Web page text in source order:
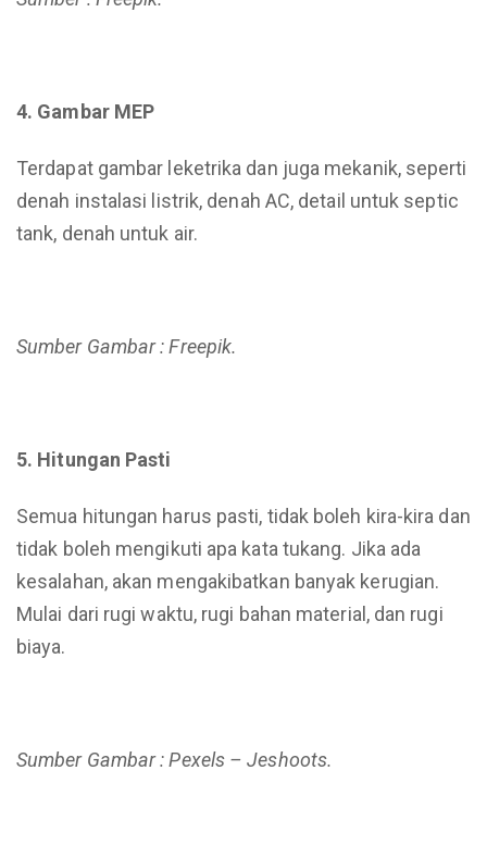
4. Gambar MEP
Terdapat gambar leketrika dan juga mekanik, seperti
denah instalasi listrik, denah AC, detail untuk septic
tank, denah untuk air.
Sumber Gambar : Freepik.
5. Hitungan Pasti
Semua hitungan harus pasti, tidak boleh kira-kira dan
tidak boleh mengikuti apa kata tukang. Jika ada
kesalahan, akan mengakibatkan banyak kerugian.
Mulai dari rugi waktu, rugi bahan material, dan rugi
biaya.
Sumber Gambar : Pexels – Jeshoots.